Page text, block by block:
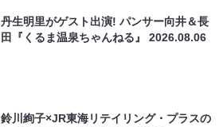
丹生明里がゲスト出演! パンサー向井＆長
田『くるま温泉ちゃんねる』2026.08.06
鈴川絢子×JR東海リテイリング・プラスの